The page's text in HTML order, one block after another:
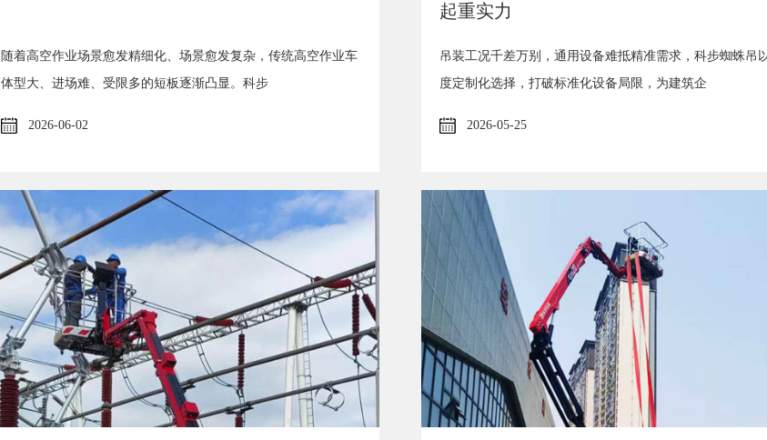
随着高空作业场景愈发精细化、场景愈发复杂，传统高空作业车
体型大、进场难、受限多的短板逐渐凸显。科步
2026-06-02
起重实力
吊装工况千差万别，通用设备难抵精准需求，科步蜘蛛吊
度定制化选择，打破标准化设备局限，为建筑企
2026-05-25